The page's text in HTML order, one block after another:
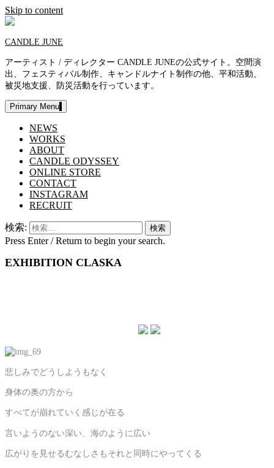
Skip to content
CANDLE JUNE
アーティスト / ディレクター CANDLE JUNEの公式サイト。空間演
出、フェスティバル制作、キャンドルナイト制作の他、平和活動、
被災地支援、防災活動を行っています。
Primary Menu
NEWS
WORKS
ABOUT
CANDLE ODYSSEY
ONLINE STORE
CONTACT
INSTAGRAM
RECRUIT
検索:
Press Enter / Return to begin your search.
EXHIBITION CLASKA
悲しみでどうしようもなく
身体の奥の方から
すべてが崩れていく感じが在る
言いようのない深い、海のように広い
広がりを見せるむなしさもそれと同時にやってくる